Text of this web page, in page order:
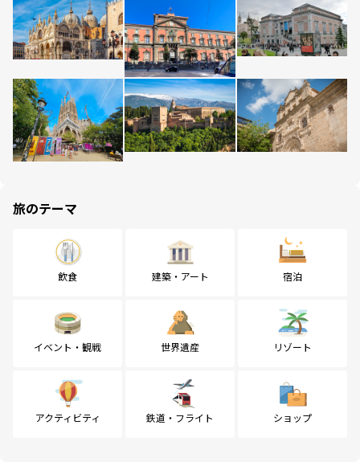
旅のテーマ
飲食 建築・アート 宿泊
イベント・観戦 世界遺産 リゾート
アクティビティ 鉄道・フライト ショップ